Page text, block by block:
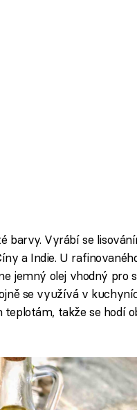
barvy. Vyrábí se
a Indie. U
jemný olej vhodný pro
se využívá v
takže se hodí